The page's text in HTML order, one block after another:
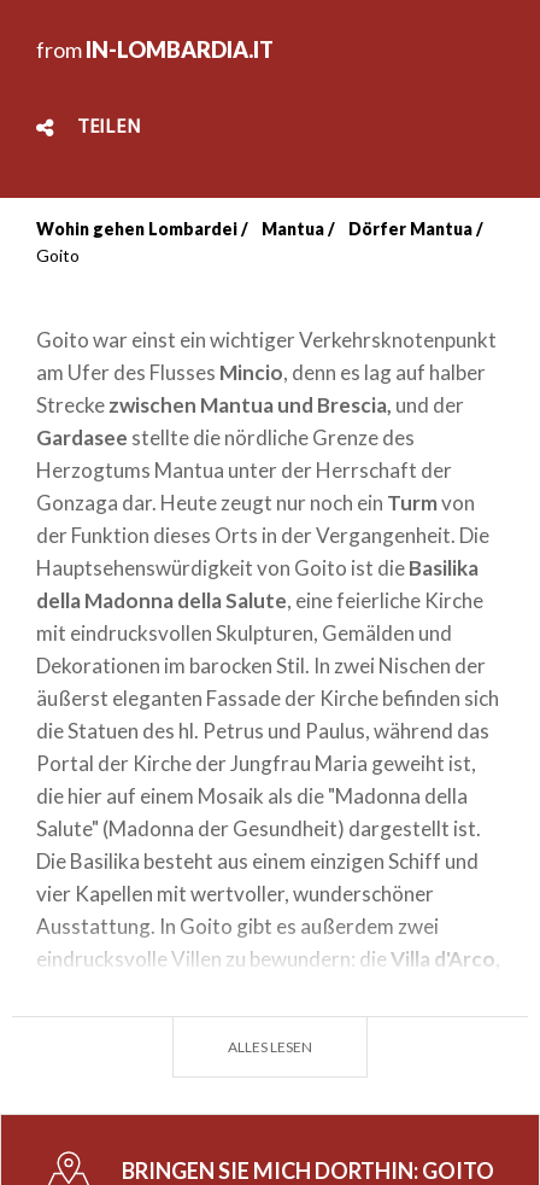
fromIN-LOMBARDIA.IT
TEILEN
Breadcrumb
Wohin gehen Lombardei Mantua
Dörfer Mantua
Goito
Goito war einst ein wichtiger Verkehrsknotenpunkt
am Ufer des Flusses Mincio, denn es lag auf halber
Streckezwischen Mantua und Brescia, und der
Gardasee stellte die nördliche Grenze des
Herzogtums Mantua unter der Herrschaft der
Gonzaga dar. Heute zeugt nur noch ein Turmvon
der Funktion dieses Orts in der Vergangenheit. Die
Hauptsehenswürdigkeit von Goito ist dieBasilika
della Madonna della Salute, eine feierliche Kirche
mit eindrucksvollen Skulpturen, Gemälden und
Dekorationen im barocken Stil. In zwei Nischen der
äußerst eleganten Fassade der Kirche befinden sich
die Statuen des hl. Petrus und Paulus, während das
Portal der Kirche der Jungfrau Maria geweiht ist,
die hier auf einem Mosaik als die "Madonna della
Salute" (Madonna der Gesundheit) dargestellt ist.
Die Basilika besteht aus einem einzigen Schiff und
vier Kapellen mit wertvoller, wunderschöner
Ausstattung. In Goito gibt es außerdem zwei
eindrucksvolle Villen zu bewundern: dieVilla d'Arco,
Giraffa, die durch den Umbau eines alten Klosters
ALLES LESEN
BRINGEN SIE MICH DORTHIN:GOITO